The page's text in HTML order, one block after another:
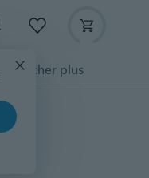
Afficher plus